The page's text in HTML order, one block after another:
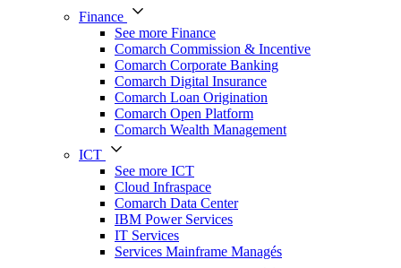
Finance
See more Finance
Comarch Commission & Incentive
Comarch Corporate Banking
Comarch Digital Insurance
Comarch Loan Origination
Comarch Open Platform
Comarch Wealth Management
ICT
See more ICT
Cloud Infraspace
Comarch Data Center
IBM Power Services
IT Services
Services Mainframe Managés